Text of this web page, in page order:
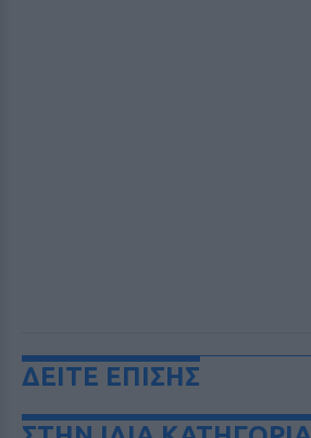
ΔΕΙΤΕ ΕΠΙΣΗΣ